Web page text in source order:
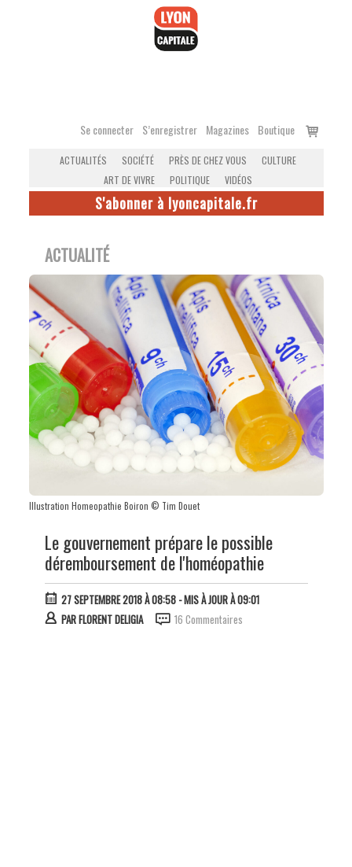
Se connecter S’enregistrer Magazines Boutique
Voir
ACTUALITÉS SOCIÉTÉ PRÈS DE CHEZ VOUS
CULTURE
ART DE VIVRE
POLITIQUE VIDÉOS
S'abonner à lyoncapitale.fr
ACTUALITÉ
Illustration Homeopathie Boiron © Tim Douet
Le gouvernement prépare le possible
déremboursement de l'homéopathie
27 SEPTEMBRE 2018 À 08:58- MIS À JOUR À 09:01
PARFLORENT DELIGIA 16 Commentaires